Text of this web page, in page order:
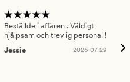
Beställde i affären . Väldigt
hjälpsam och trevlig personal !
Jessie
2026-07-29